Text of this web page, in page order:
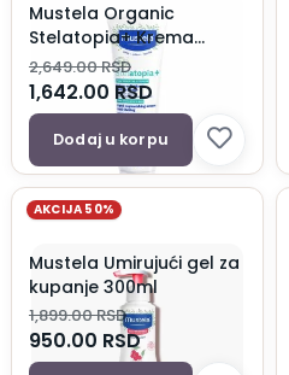
Mustela Organic
Stelatopia+ Krema
150ml
2,649.00RSD
1,642.00 RSD
Dodaj u korpu
AKCIJA 50%
Mustela Umirujući gel za
kupanje 300ml
1,899.00RSD
950.00 RSD